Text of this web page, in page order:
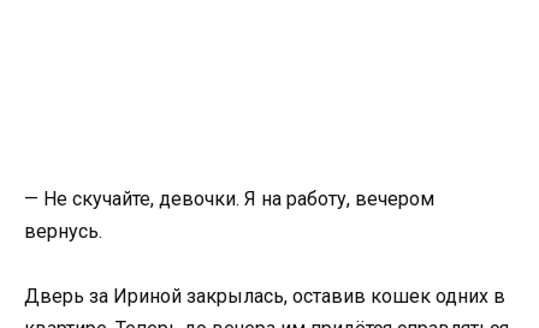
— Не скучайте, девочки. Я на работу, вечером
вернусь.
Дверь за Ириной закрылась, оставив кошек одних в